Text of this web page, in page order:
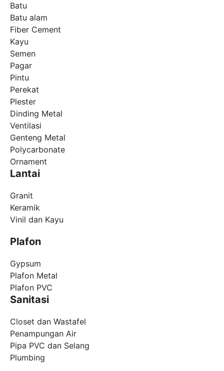
Batu
Batu alam
Fiber Cement
Kayu
Semen
Pagar
Pintu
Perekat
Plester
Dinding Metal
Ventilasi
Genteng Metal
Polycarbonate
Ornament
Lantai
Granit
Keramik
Vinil dan Kayu
Plafon
Gypsum
Plafon Metal
Plafon PVC
Sanitasi
Closet dan Wastafel
Penampungan Air
Pipa PVC dan Selang
Plumbing